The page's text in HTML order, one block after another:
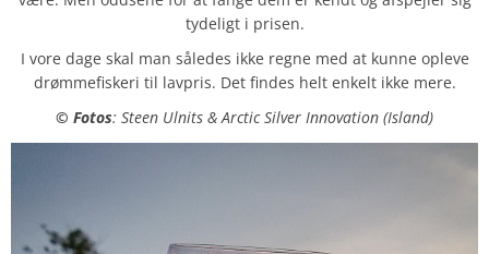
tydeligt i prisen.
I vore dage skal man således ikke regne med at kunne opleve
drømmefiskeri til lavpris. Det findes helt enkelt ikke mere.
© Fotos: Steen Ulnits & Arctic Silver Innovation (Island)